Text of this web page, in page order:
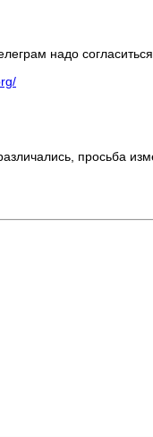
надо согласиться
просьба